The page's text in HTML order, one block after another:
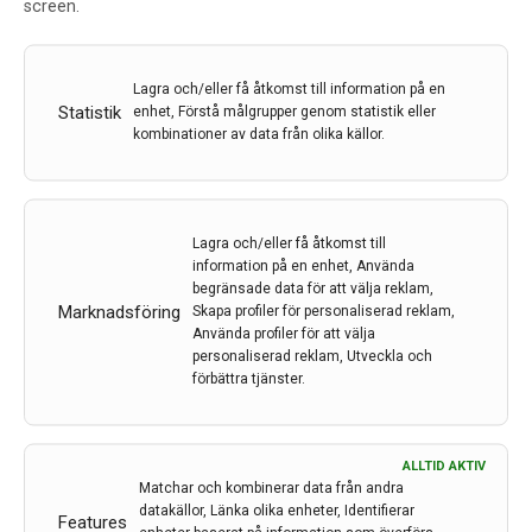
screen.
Statistik
Lagra och/eller få åtkomst till information på en
enhet, Förstå målgrupper genom statistik eller
kombinationer av data från olika källor.
Marknadsföring
Lagra och/eller få åtkomst till
information på en enhet, Använda
begränsade data för att välja reklam,
Skapa profiler för personaliserad reklam,
Använda profiler för att välja
personaliserad reklam, Utveckla och
förbättra tjänster.
Features
ALLTID AKTIV
Matchar och kombinerar data från andra
datakällor, Länka olika enheter, Identifierar
ECTRIMS 2018 ,Kongressreferat,Magnhild
Sandberg, MS,Multipel Scleros,Referat
docent i neurologi och överläkare vid
Universitetssjukhuset i Lund, som här bidrar med en
rapport från den 34:e ECTRIMS-kongressen, med mer
än 10.000 deltagare.